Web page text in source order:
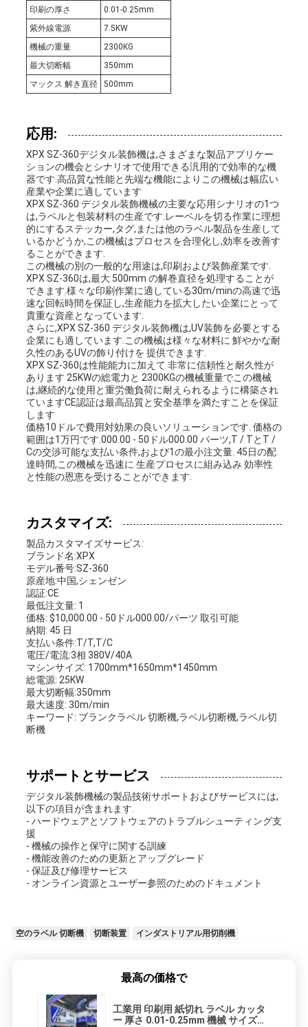
印刷の厚さ
0.01-0.25mm
紫外線電源
7.5KW
機械の重量
2300KG
最大切断幅
350mm
マックス 解き直径
500mm
応用:
XPX SZ-360デジタル装飾機は,さまざまな製品アプリケー
ションの機会とシナリオで使用できる汎用的で効率的な機
器です.高品質な性能と先端な機能によりこの機械は幅広い
産業や企業に適しています
XPX SZ-360 デジタル装飾機械の主要な応用シナリオの1つ
は,ラベルと包装材料の生産です.レーベルを切る作業に理想
的にするステッカー,タグ,または他のラベル製品を生産して
いるかどうか,この機械はプロセスを合理化し,効率を改善す
ることができます.
この機械の別の一般的な用途は,印刷および装飾産業です.
XPX SZ-360は,最大 500mm の解巻直径を処理することが
できます.様々な印刷作業に適している30m/minの高速で迅
速な回転時間を保証し,生産能力を拡大したい企業にとって
貴重な資産となっています.
さらに,XPX SZ-360 デジタル装飾機は,UV装飾を必要とする
企業にも適しています.この機械は様々な材料に 鮮やかな耐
久性のあるUVの飾り付けを 提供できます.
XPX SZ-360は性能能力に加えて 非常に信頼性と耐久性が
あります 25KWの総電力と 2300KGの機械重量でこの機械
は,継続的な使用と重労働負荷に耐えられるように構築され
ていますCE認証は最高品質と安全基準を満たすことを保証
します
価格10ドルで費用対効果の良いソリューションです. 価格の
範囲は1万円です.000.00 - 50ドル000.00 パーツ,T / TとT /
Cの交渉可能な支払い条件,および1の最小注文量. 45日の配
達時間,この機械を迅速に 生産プロセスに組み込み 効率性
と性能の恩恵を受けることができます.
カスタマイズ:
製品カスタマイズサービス:
ブランド名:XPX
モデル番号:SZ-360
原産地:中国,シェンゼン
認証:CE
最低注文量: 1
価格: $10,000.00 - 50ドル000.00/パーツ 取引可能
納期: 45 日
支払い条件:T/T,T/C
電圧/電流:3相 380V/40A
マシンサイズ: 1700mm*1650mm*1450mm
総電源: 25KW
最大切断幅:350mm
最大速度: 30m/min
キーワード: ブランクラベル 切断機,ラベル切断機,ラベル切
断機
サポートとサービス
デジタル装飾機械の製品技術サポートおよびサービスには,
以下の項目が含まれます.
- ハードウェアとソフトウェアのトラブルシューティング支
援
- 機械の操作と保守に関する訓練
- 機能改善のための更新とアップグレード
- 保証及び修理サービス
- オンライン資源とユーザー参照のためのドキュメント
空のラベル 切断機 切断装置 インダストリアル用切削機
最高の価格で
工業用 印刷用 紙切れ ラベル カッタ
ー 厚さ 0.01-0.25mm 機械 サイズ